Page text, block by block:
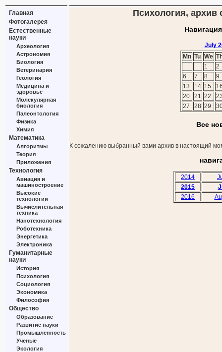
Главная
Фотогалерея
Естественные
науки
Археология
Астрономия
Биология
Ветеринария
Геология
Медицина и
здоровье
Молекулярная
биология
Палеонтология
Физика
Химия
Математика
Алгоритмы
Теория
Приложения
Технология
Авиация и
машиностроение
Высокие
технологии
Вычислительная
техника
Нанотехнология
Роботехника
Энергетика
Электроника
Гуманитарные
науки
История
Психология
Социология
Экономика
Философия
Общество
Образование
Развитие науки
Промышленность
Ученые
Экология
Психология, архив
July
Mn Tu We
1
2
6
7 8
9
13
14 15
20
21 22
27
28 29
Все
К сожалению выбранный вами архив в настоящий
2014
2015
2016